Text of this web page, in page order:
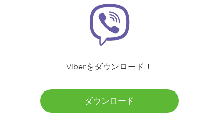
Viberをダウンロード！
ダウンロード